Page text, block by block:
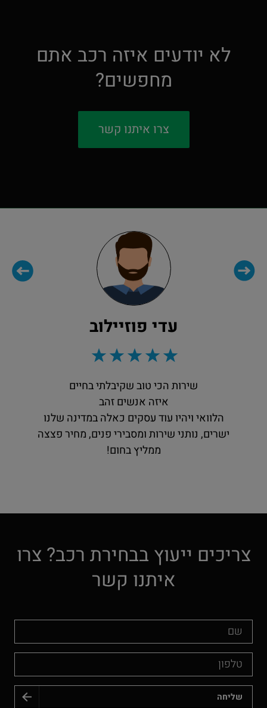
לא יודעים איזה רכב אתם
מחפשים?
צרו איתנו קשר
עדי פוזיילוב
שירות הכי טוב שקיבלתי בחיים
איזה אנשים זהב
הלוואי ויהיו עוד עסקים כאלה במדינה שלנו
ישרים, נותני שירות ומסבירי פנים, מחיר פצצה
ממליץ בחום!
צריכים ייעוץ בבחירת רכב? צרו
איתנו קשר